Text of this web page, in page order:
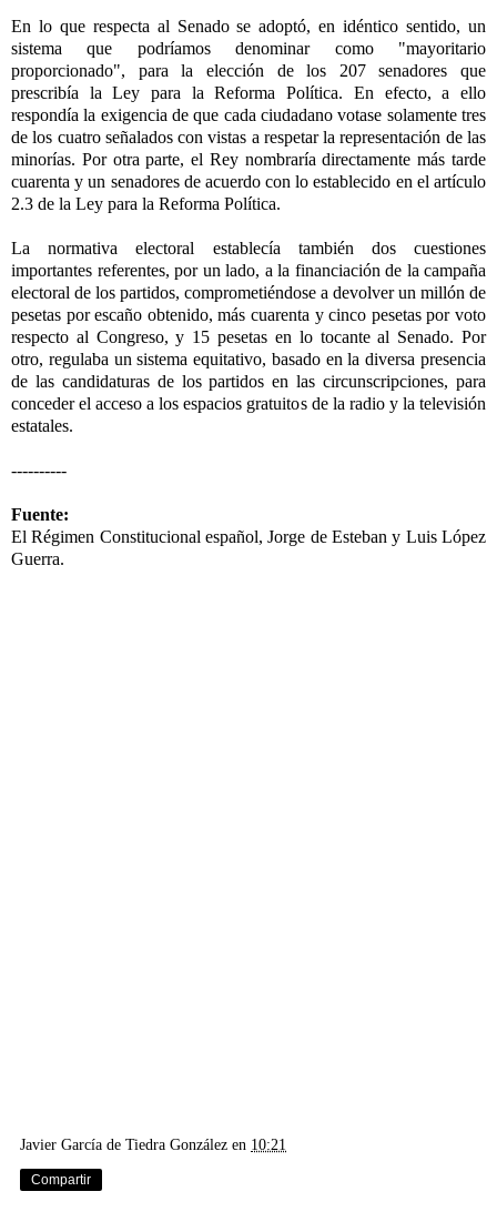
En lo que respecta al Senado se adoptó, en idéntico sentido, un
sistema que podríamos denominar como "mayoritario
proporcionado", para la elección de los 207 senadores que
prescribía la Ley para la Reforma Política. En efecto, a ello
respondía la exigencia de que cada ciudadano votase solamente tres
de los cuatro señalados con vistas a respetar la representación de las
minorías. Por otra parte, el Rey nombraría directamente más tarde
cuarenta y un senadores de acuerdo con lo establecido en el artículo
2.3 de la Ley para la Reforma Política.
La normativa electoral establecía también dos cuestiones
importantes referentes, por un lado, a la financiación de la campaña
electoral de los partidos, comprometiéndose a devolver un millón de
pesetas por escaño obtenido, más cuarenta y cinco pesetas por voto
respecto al Congreso, y 15 pesetas en lo tocante al Senado. Por
otro, regulaba un sistema equitativo, basado en la diversa presencia
de las candidaturas de los partidos en las circunscripciones, para
conceder el acceso a los espacios gratuitos de la radio y la televisión
estatales.
----------
Fuente:
El Régimen Constitucional español, Jorge de Esteban y Luis López
Guerra.
Javier García de Tiedra González en 10:21
Compartir